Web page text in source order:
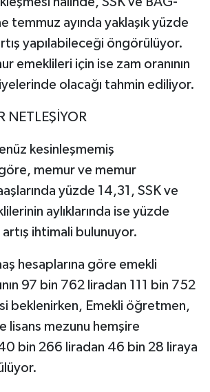
temmuz ayında yaklaşık yüzde
yapılabileceği öngörülüyor.
emeklileri için ise zam oranının
olacağı tahmin ediliyor.
NETLEŞİYOR
kesinleşmemiş
memur ve memur
yüzde 14,31, SSK ve
aylıklarında ise yüzde
ihtimali bulunuyor.
hesaplarına göre emekli
97 bin 762 liradan 111 bin 752
beklenirken, Emekli öğretmen,
lisans mezunu hemşire
40 bin 266 liradan 46 bin 28 liraya